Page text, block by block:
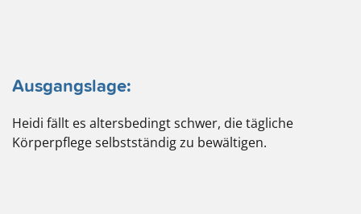
Ausgangslage:
Heidi fällt es altersbedingt schwer, die tägliche
Körperpflege selbstständig zu bewältigen.